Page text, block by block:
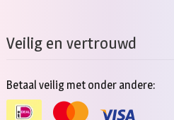
Veilig en vertrouwd
Betaal veilig met onder andere: